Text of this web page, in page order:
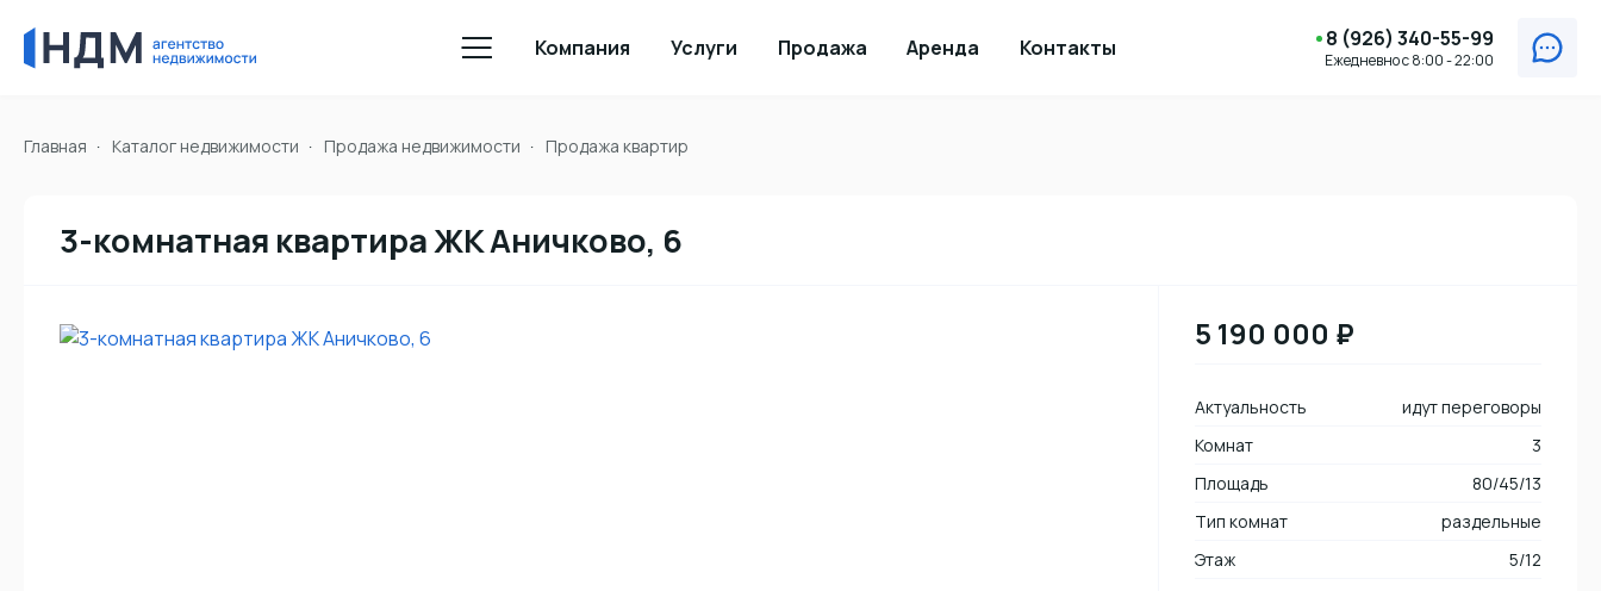
Компания Услуги Продажа Аренда Контакты 8 (926) 340-55-99
Ежедневно с 8:00 - 22:00
Главная Каталог недвижимости Продажа недвижимости Продажа квартир
3-комнатная квартира ЖК Аничково, 6
Фотографии Цена
5 190 000 ₽
Характеристики
Актуальность
идут переговоры
Комнат
3
Площадь
80/45/13
Тип комнат
раздельные
Этаж
5/12